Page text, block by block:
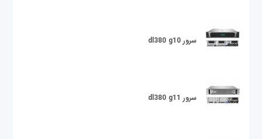
سرور dl380 g10
سرور dl380 g11